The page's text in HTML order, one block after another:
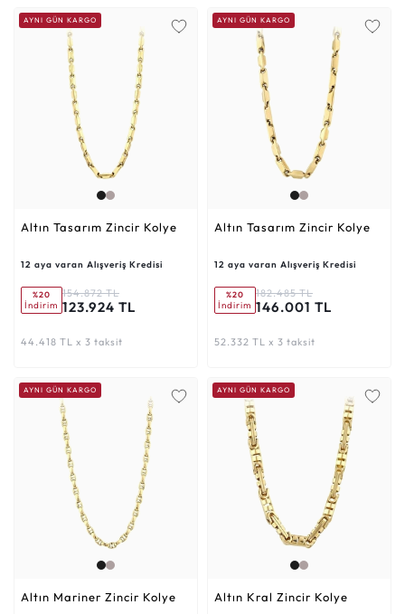
AYNI GÜN KARGO
Altın Tasarım Zincir Kolye
12 aya varan Alışveriş Kredisi
%20
İndirim
154.872 TL
123.924 TL
44.418 TL x 3 taksit
AYNI GÜN KARGO
Altın Tasarım Zincir Kolye
12 aya varan Alışveriş Kredisi
%20
İndirim
182.485 TL
146.001 TL
52.332 TL x 3 taksit
AYNI GÜN KARGO
Altın Mariner Zincir Kolye
AYNI GÜN KARGO
Altın Kral Zincir Kolye